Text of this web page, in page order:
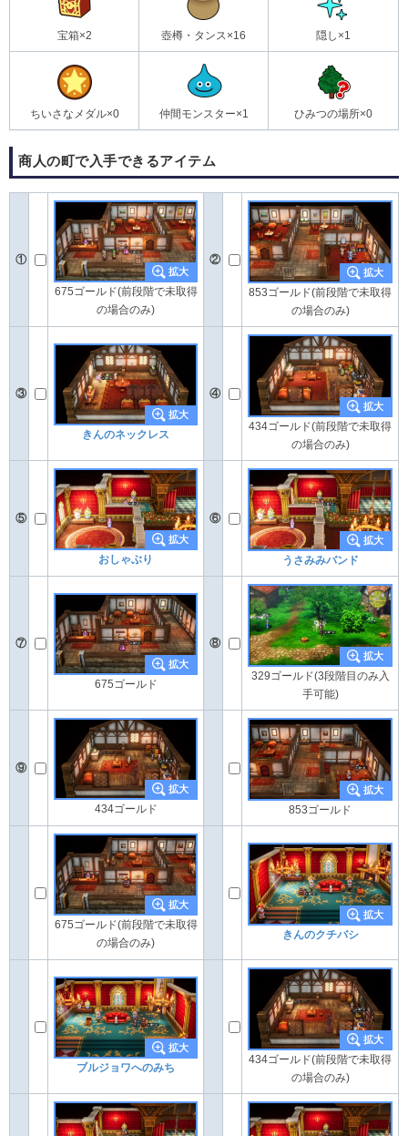
宝箱×2 壺樽・タンス×16 隠し×1
ちいさなメダル×0 仲間モンスター×1 ひみつの場所×0
商人の町で入手できるアイテム
①
675ゴールド(前段階で未取得
の場合のみ)
②
853ゴールド(前段階で未取得
の場合のみ)
③
きんのネックレス
④
434ゴールド(前段階で未取得
の場合のみ)
⑤
おしゃぶり
⑥
うさみみバンド
⑦
675ゴールド
⑧
329ゴールド(3段階目のみ入
手可能)
⑨
434ゴールド 853ゴールド
675ゴールド(前段階で未取得
の場合のみ)
きんのクチバシ
ブルジョワへのみち
434ゴールド(前段階で未取得
の場合のみ)